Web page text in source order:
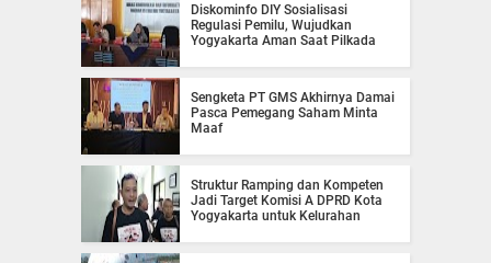
Diskominfo DIY Sosialisasi
Regulasi Pemilu, Wujudkan
Yogyakarta Aman Saat Pilkada
Sengketa PT GMS Akhirnya Damai
Pasca Pemegang Saham Minta
Maaf
Struktur Ramping dan Kompeten
Jadi Target Komisi A DPRD Kota
Yogyakarta untuk Kelurahan